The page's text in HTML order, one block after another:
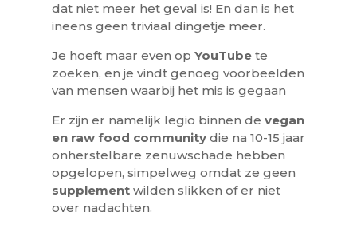
dat niet meer het geval is! En dan is het
ineens geen triviaal dingetje meer.
Je hoeft maar even op YouTubete
zoeken, en je vindt genoeg voorbeelden
van mensen waarbij het mis is gegaan
Er zijn er namelijk legio binnen de vegan
en raw food communitydie na 10-15 jaar
onherstelbare zenuwschade hebben
opgelopen, simpelweg omdat ze geen
supplementwilden slikken of er niet
over nadachten.